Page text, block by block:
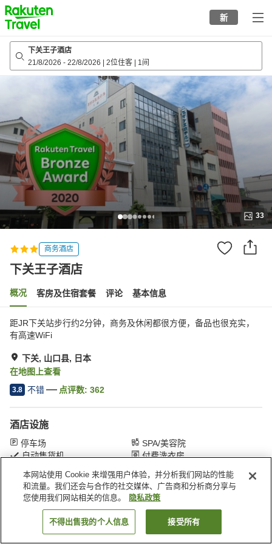
to
top
page
新
下关王子酒店
21/8/2026 - 22/8/2026 2位住客 1间
33
商务酒店
下关王子酒店
概况 客房及住宿套餐 评论 基本信息
距JR下关站步行约2分钟，商务及休闲都很方便，备品也很充实，
有高速WiFi
下关, 山口县, 日本
在地图上查看
3.8 不错 点评数: 362
酒店设施
停车场
SPA/美容院
自动售货机
付费洗衣房
首页 日本 山口县 下关 下关王子酒店
搜索客房
本网站使用 Cookie 来增强用户体验，并分析我们网站的性能
和流量。我们还会与合作的社交媒体、广告商和分析商分享与
您使用我们网站相关的信息。
隐私政策
不得出售我的个人信息 接受所有